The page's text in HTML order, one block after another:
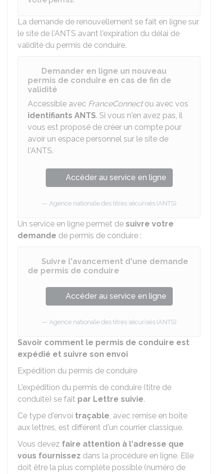
La demande de renouvellement se fait en ligne sur
le site de l'ANTS avant l'expiration du délai de
validité du permis de conduire.
Demander en ligne un nouveau
permis de conduire en cas de fin de
validité
Accessible avec FranceConnectou avec vos
identifiants ANTS. Si vous n'en avez pas, il
vous est proposé de créer un compte pour
avoir un espace personnel sur le site de
l'ANTS.
Accéder au service en ligne
Agence nationale des titres sécurisés (ANTS)
Un service en ligne permet de suivre votre
demande de permis de conduire :
Suivre l'avancement d'une demande
de permis de conduire
Accéder au service en ligne
Agence nationale des titres sécurisés (ANTS)
Savoir comment le permis de conduire est
expédié et suivre son envoi
Expédition du permis de conduire
L'expédition du permis de conduire (titre de
conduite) se fait par Lettre suivie.
Ce type d'envoi traçable, avec remise en boîte
aux lettres, est différent d'un courrier classique.
Vous devez faire attention à l'adresse que
vous fournissez dans la procédure en ligne. Elle
doit être la plus complète possible (numéro de